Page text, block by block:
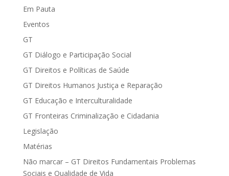
Em Pauta
Eventos
GT
GT Diálogo e Participação Social
GT Direitos e Políticas de Saúde
GT Direitos Humanos Justiça e Reparação
GT Educação e Interculturalidade
GT Fronteiras Criminalização e Cidadania
Legislação
Matérias
Não marcar – GT Direitos Fundamentais Problemas
Sociais e Qualidade de Vida